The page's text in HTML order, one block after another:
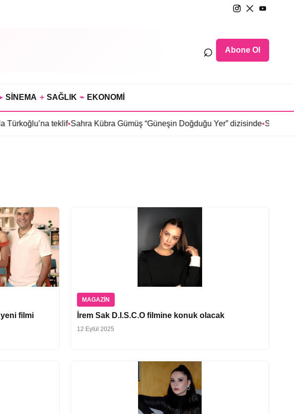
⌕ Abone Ol
SİNEMA + SAĞLIK ⌁ EKONOMİ
teklif •Sahra Kübra Gümüş “Güneşin Doğduğu Yer” dizisinde•Selin
yeni filmi
MAGAZIN
İrem Sak D.I.S.C.O filmine konuk olacak
12 Eylül 2025